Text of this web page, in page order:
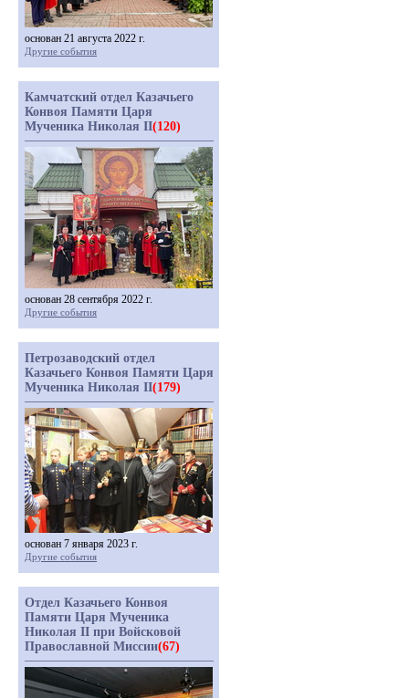
основан 21 августа 2022 г.
Другие события
Камчатский отдел Казачьего
Конвоя Памяти Царя
Мученика Николая II(120)
основан 28 сентября 2022 г.
Другие события
Петрозаводский отдел
Казачьего Конвоя Памяти Царя
Мученика Николая II(179)
основан 7 января 2023 г.
Другие события
Отдел Казачьего Конвоя
Памяти Царя Мученика
Николая II при Войсковой
Православной Миссии(67)